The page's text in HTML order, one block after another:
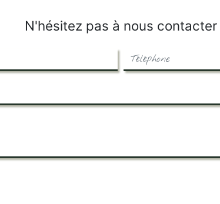
N'hésitez pas à nous contacter